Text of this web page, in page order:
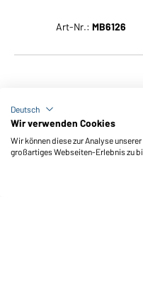
6 Panel Softlining
Cap
Erhältlich in one size
Deutsch
Wir verwenden Cookies
Wir können diese zur Analyse
großartiges Webseiten-Erlebnis zu